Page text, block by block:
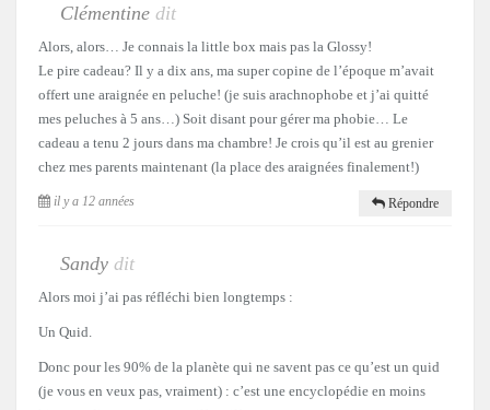
Clémentine dit
Alors, alors… Je connais la little box mais pas la Glossy!
Le pire cadeau? Il y a dix ans, ma super copine de l’époque m’avait
offert une araignée en peluche! (je suis arachnophobe et j’ai quitté
mes peluches à 5 ans…) Soit disant pour gérer ma phobie… Le
cadeau a tenu 2 jours dans ma chambre! Je crois qu’il est au grenier
chez mes parents maintenant (la place des araignées finalement!)
il y a 12 années Répondre
Sandy dit
Alors moi j’ai pas réfléchi bien longtemps :
Un Quid.
Donc pour les 90% de la planète qui ne savent pas ce qu’est un quid
(je vous en veux pas, vraiment) : c’est une encyclopédie en moins